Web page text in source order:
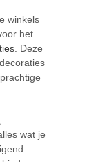
winkels
het
. Deze
wat je